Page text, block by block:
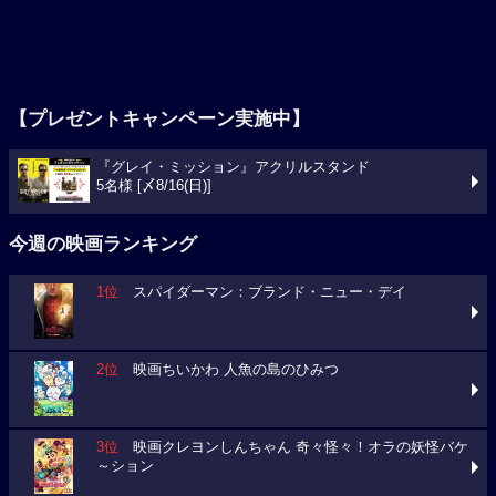
【プレゼントキャンペーン実施中】
『グレイ・ミッション』アクリルスタンド
5名様 [〆8/16(日)]
今週の映画ランキング
1位 スパイダーマン：ブランド・ニュー・デイ
2位 映画ちいかわ 人魚の島のひみつ
3位 映画クレヨンしんちゃん 奇々怪々！オラの妖怪バケ
～ション